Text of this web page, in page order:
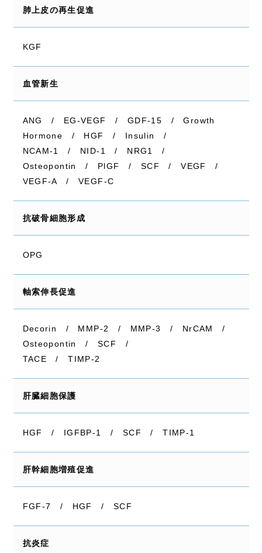
お問い合わせ
肺上皮の再生促進
KGF
血管新生
ANG / EG-VEGF / GDF-15 / Growth
Hormone / HGF / Insulin /
NCAM-1 / NID-1 / NRG1 /
Osteopontin / PlGF / SCF / VEGF /
VEGF-A / VEGF-C
抗破骨細胞形成
OPG
軸索伸長促進
Decorin / MMP-2 / MMP-3 / NrCAM /
Osteopontin / SCF /
TACE / TIMP-2
肝臓細胞保護
HGF / IGFBP-1 / SCF / TIMP-1
肝幹細胞増殖促進
FGF-7 / HGF / SCF
抗炎症